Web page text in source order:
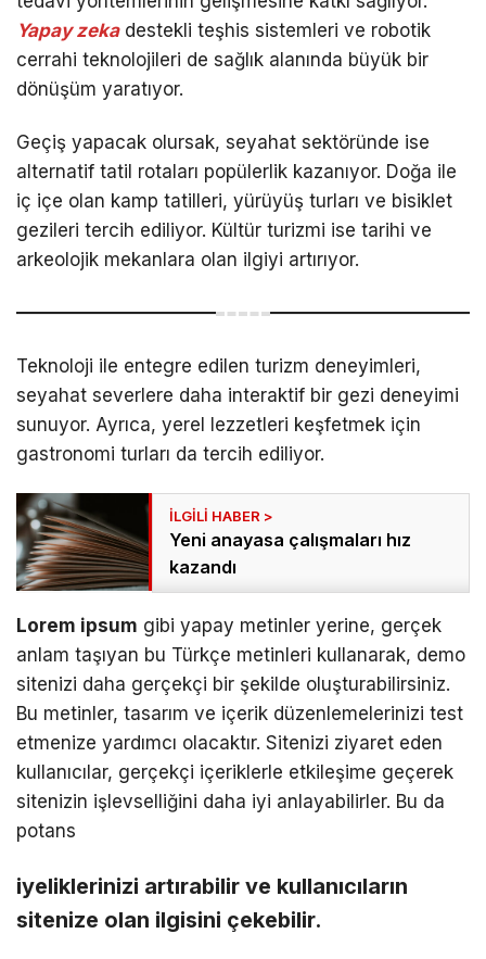
Yapay zekadestekli teşhis sistemleri ve robotik
cerrahi teknolojileri de sağlık alanında büyük bir
dönüşüm yaratıyor.
Geçiş yapacak olursak, seyahat sektöründe ise
alternatif tatil rotaları popülerlik kazanıyor. Doğa ile
iç içe olan kamp tatilleri, yürüyüş turları ve bisiklet
gezileri tercih ediliyor. Kültür turizmi ise tarihi ve
arkeolojik mekanlara olan ilgiyi artırıyor.
Teknoloji ile entegre edilen turizm deneyimleri,
seyahat severlere daha interaktif bir gezi deneyimi
sunuyor. Ayrıca, yerel lezzetleri keşfetmek için
gastronomi turları da tercih ediliyor.
Yeni anayasa çalışmaları hız
kazandı
Lorem ipsum gibi yapay metinler yerine, gerçek
anlam taşıyan bu Türkçe metinleri kullanarak, demo
sitenizi daha gerçekçi bir şekilde oluşturabilirsiniz.
Bu metinler, tasarım ve içerik düzenlemelerinizi test
etmenize yardımcı olacaktır. Sitenizi ziyaret eden
kullanıcılar, gerçekçi içeriklerle etkileşime geçerek
sitenizin işlevselliğini daha iyi anlayabilirler. Bu da
potans
iyeliklerinizi artırabilir ve kullanıcıların
sitenize olan ilgisini çekebilir.